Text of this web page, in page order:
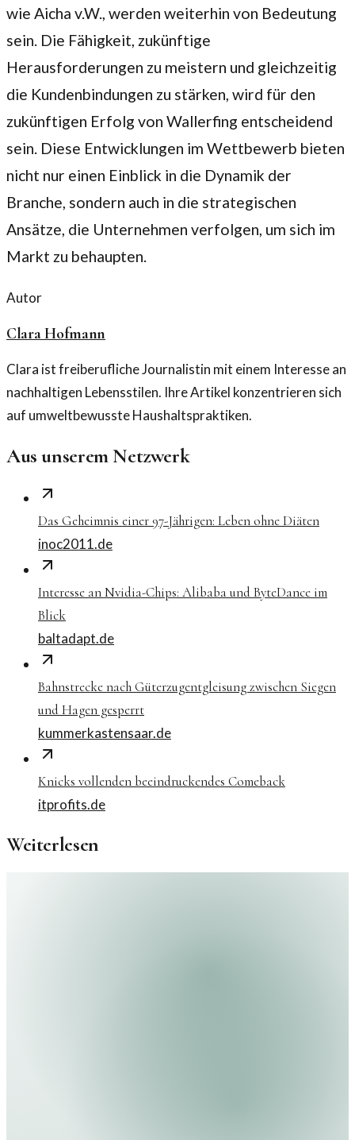
wie Aicha v.W., werden weiterhin von Bedeutung
sein. Die Fähigkeit, zukünftige
Herausforderungen zu meistern und gleichzeitig
die Kundenbindungen zu stärken, wird für den
zukünftigen Erfolg von Wallerfing entscheidend
sein. Diese Entwicklungen im Wettbewerb bieten
nicht nur einen Einblick in die Dynamik der
Branche, sondern auch in die strategischen
Ansätze, die Unternehmen verfolgen, um sich im
Markt zu behaupten.
Autor
Clara Hofmann
Clara ist freiberufliche Journalistin mit einem Interesse an
nachhaltigen Lebensstilen. Ihre Artikel konzentrieren sich
auf umweltbewusste Haushaltspraktiken.
Aus unserem Netzwerk
Das Geheimnis einer 97-Jährigen: Leben ohne Diäten
inoc2011.de
Interesse an Nvidia-Chips: Alibaba und ByteDance im
Blick
baltadapt.de
Bahnstrecke nach Güterzugentgleisung zwischen Siegen
und Hagen gesperrt
kummerkastensaar.de
Knicks vollenden beeindruckendes Comeback
itprofits.de
Weiterlesen